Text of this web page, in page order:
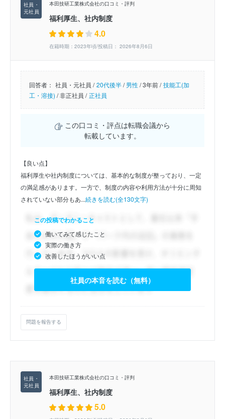
本田技研工業株式会社の口コミ・評判
福利厚生、社内制度
4.0
在籍時期：2023年頃/投稿日： 2026年8月6日
回答者： 社員・元社員 / 20代後半/男性/3年前 / 技能工(加
工・溶接) /非正社員 / 正社員
この口コミ・評点は転職会議から
転載しています。
【良い点】
福利厚生や社内制度については、基本的な制度が整っており、一定
の満足感があります。一方で、制度の内容や利用方法が十分に周知
されていない部分もあ...続きを読む(全130文字)
この投稿でわかること
働いてみて感じたこと
実際の働き方
改善したほうがいい点
社員の本音を読む（無料）
問題を報告する
本田技研工業株式会社の口コミ・評判
福利厚生、社内制度
5.0